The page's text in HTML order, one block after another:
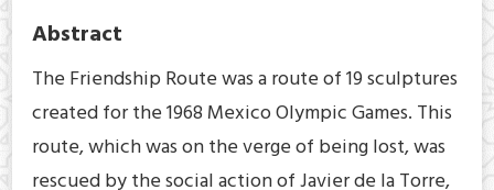
Abstract
The Friendship Route was a route of 19 sculptures
created for the 1968 Mexico Olympic Games. This
route, which was on the verge of being lost, was
rescued by the social action of Javier de la Torre,